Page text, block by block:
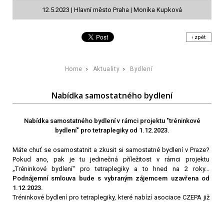
12.5.2023 | Hlavní město Praha | Monika Kupková
‹ zpět
Home › Aktuality › Bydlení
Nabídka samostatného bydlení
Nabídka samostatného bydlení v rámci projektu "tréninkové
bydlení" pro tetraplegiky od 1.12.2023.
Máte chuť se osamostatnit a zkusit si samostatné bydlení v Praze?
Pokud ano, pak je tu jedinečná příležitost v rámci projektu
„Tréninkové bydlení“ pro tetraplegiky a to hned na 2 roky…
Podnájemní smlouva bude s vybraným zájemcem uzavřena od
1.12.2023.
Tréninkové bydlení pro tetraplegiky, které nabízí asociace CZEPA již